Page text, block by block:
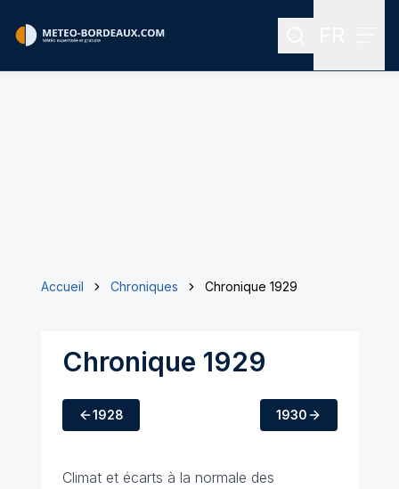
Rechercher
Accueil Chroniques Chronique 1929
Chronique 1929
1928 1930
Climat et écarts à la normale des